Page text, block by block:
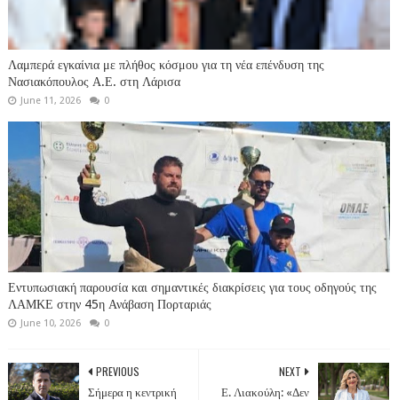
Λαμπερά εγκαίνια με πλήθος κόσμου για τη νέα επένδυση της
Νασιακόπουλος Α.Ε. στη Λάρισα
June 11, 2026 0
Εντυπωσιακή παρουσία και σημαντικές διακρίσεις για τους οδηγούς της
ΛΑΜΚΕ στην 45η Ανάβαση Πορταριάς
June 10, 2026 0
NEXT
Ε. Λιακούλη: «Δεν
PREVIOUS
Σήμερα η κεντρική